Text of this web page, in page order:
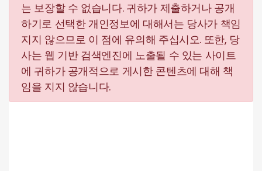
는 보장할 수 없습니다. 귀하가 제출하거나 공개
하기로 선택한 개인정보에 대해서는 당사가 책임
지지 않으므로 이 점에 유의해 주십시오. 또한, 당
사는 웹 기반 검색엔진에 노출될 수 있는 사이트
에 귀하가 공개적으로 게시한 콘텐츠에 대해 책
임을 지지 않습니다.